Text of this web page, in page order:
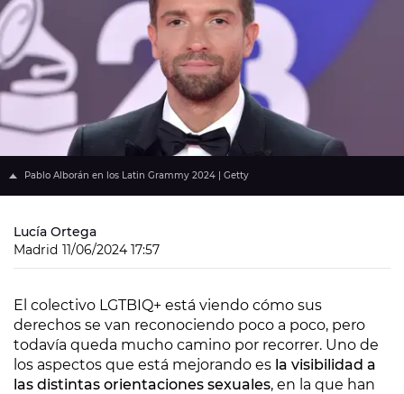
Pablo Alborán en los Latin Grammy 2024 | Getty
Lucía Ortega
Madrid 11/06/2024 17:57
El colectivo LGTBIQ+ está viendo cómo sus
derechos se van reconociendo poco a poco, pero
todavía queda mucho camino por recorrer. Uno de
los aspectos que está mejorando es la visibilidad a
las distintas orientaciones sexuales, en la que han